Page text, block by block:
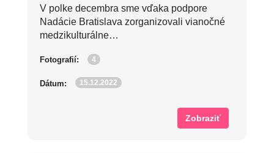
V polke decembra sme vďaka podpore
Nadácie Bratislava zorganizovali vianočné
medzikulturálne…
Fotografií: 4
Dátum: 15.12.2022
Zobraziť